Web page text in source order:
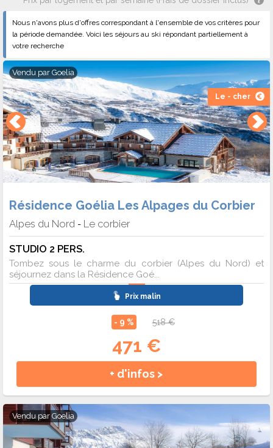
Nous n'avons plus d'offres correspondant à l'ensemble de vos critères pour
la période demandée. Voici les séjours au ski répondant partiellement à
votre recherche
Le - cher
Vendu par Goelia
Résidence Goélia Les Alpages du Corbier
Alpes du Nord - Le corbier
STUDIO 2 PERS.
Tombez sous le charme du corbier (Alpes du Nord) et
séjournez dans la Résidence Goé...
Prix malin
- 9 % 518 €
471 €
+ d'infos >
Vendu par Goelia